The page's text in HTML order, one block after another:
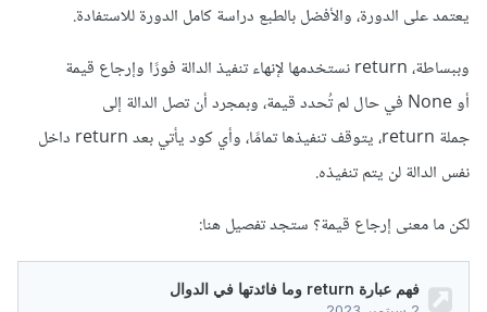
يعتمد على الدورة، والأفضل بالطبع دراسة كامل الدورة للاستفادة.
وببساطة، return نستخدمها لإنهاء تنفيذ الدالة فورًا وإرجاع قيمة
أو None في حال لم تُحدد قيمة، وبمجرد أن تصل الدالة إلى
جملة return، يتوقف تنفيذها تمامًا، وأي كود يأتي بعد return داخل
نفس الدالة لن يتم تنفيذه.
لكن ما معنى إرجاع قيمة؟ ستجد تفصيل هنا: